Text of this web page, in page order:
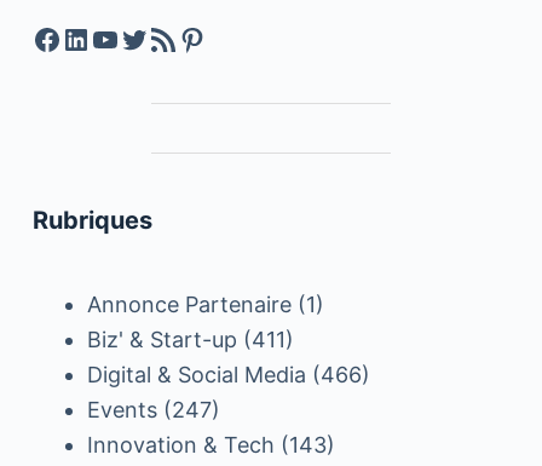
Facebook
LinkedIn
YouTube
Twitter
Feed RSSPinterest
Rubriques
Annonce Partenaire(1)
Biz' & Start-up (411)
Digital & Social Media (466)
Events(247)
Innovation & Tech (143)